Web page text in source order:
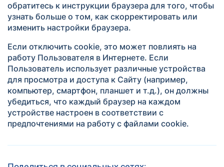
обратитесь к инструкции браузера для того, чтобы
узнать больше о том, как скорректировать или
изменить настройки браузера.
Если отключить cookie, это может повлиять на
работу Пользователя в Интернете. Если
Пользователь использует различные устройства
для просмотра и доступа к Сайту (например,
компьютер, смартфон, планшет и т.д.), он должны
убедиться, что каждый браузер на каждом
устройстве настроен в соответствии с
предпочтениями на работу с файлами cookie.